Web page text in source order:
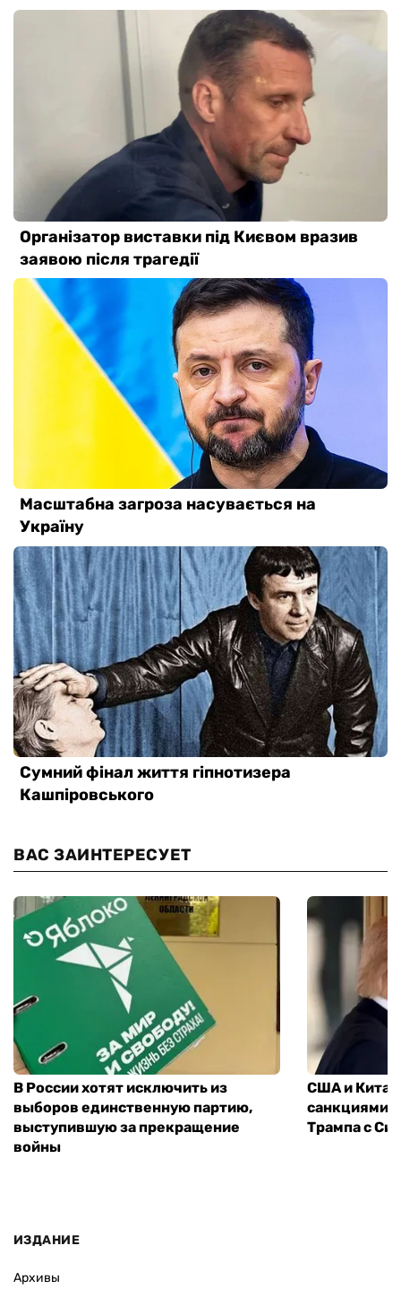
ВАС ЗАИНТЕРЕСУЕТ
В России хотят исключить из
выборов единственную партию,
выступившую за прекращение
войны
США и
санкциями:
Трампа с Си
ИЗДАНИЕ
Архивы